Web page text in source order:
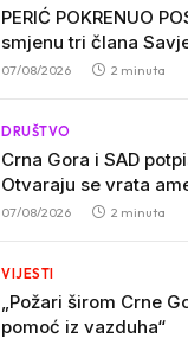
PERIĆ POKRENUO
smjenu tri člana
„Radosav Ljumović“
07/08/2026 2 minuta
DRUŠTVO
Crna Gora i SAD
Otvaraju se vrata
investicijama i
07/08/2026 2 minuta
VIJESTI
„Požari širom Crne
pomoć iz vazduha“